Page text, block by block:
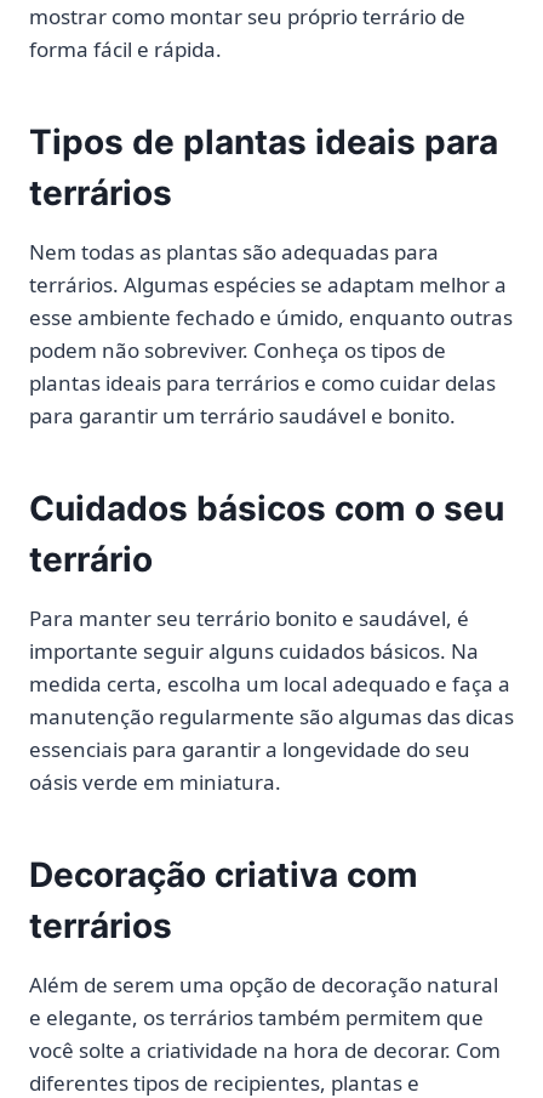
mostrar como montar seu próprio terrário de
forma fácil e rápida.
Tipos de plantas ideais para
terrários
Nem todas as plantas são adequadas para
terrários. Algumas espécies se adaptam melhor a
esse ambiente fechado e úmido, enquanto outras
podem não sobreviver. Conheça os tipos de
plantas ideais para terrários e como cuidar delas
para garantir um terrário saudável e bonito.
Cuidados básicos com o seu
terrário
Para manter seu terrário bonito e saudável, é
importante seguir alguns cuidados básicos. Na
medida certa, escolha um local adequado e faça a
manutenção regularmente são algumas das dicas
essenciais para garantir a longevidade do seu
oásis verde em miniatura.
Decoração criativa com
terrários
Além de serem uma opção de decoração natural
e elegante, os terrários também permitem que
você solte a criatividade na hora de decorar. Com
diferentes tipos de recipientes, plantas e